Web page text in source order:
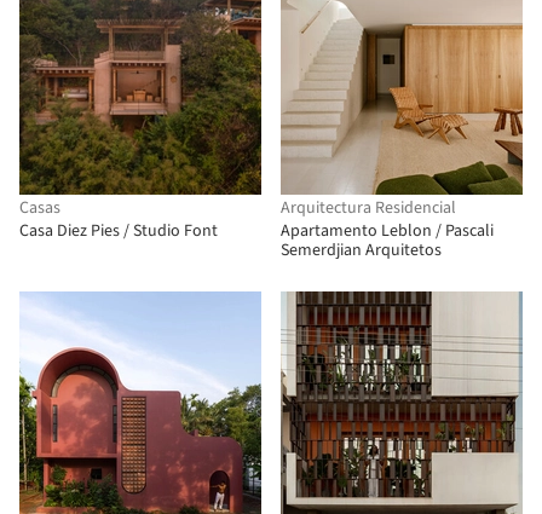
Casas
Casa Diez Pies / Studio Font
Arquitectura Residencial
Apartamento Leblon / Pascali
Semerdjian Arquitetos